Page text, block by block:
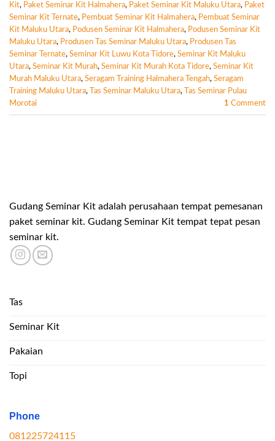
Kit, Paket Seminar Kit Halmahera, Paket Seminar Kit Maluku Utara, Paket
Seminar Kit Ternate, Pembuat Seminar Kit Halmahera, Pembuat Seminar
Kit Maluku Utara, Podusen Seminar Kit Halmahera, Podusen Seminar Kit
Maluku Utara, Produsen Tas Seminar Maluku Utara, Produsen Tas
Seminar Ternate, Seminar Kit Luwu Kota Tidore, Seminar Kit Maluku
Utara, Seminar Kit Murah, Seminar Kit Murah Kota Tidore, Seminar Kit
Murah Maluku Utara, Seragam Training Halmahera Tengah, Seragam
Training Maluku Utara, Tas Seminar Maluku Utara,
Tas Seminar Pulau
Morotai
1 Comment
Gudang Seminar Kit adalah perusahaan tempat pemesanan
paket seminar kit. Gudang Seminar Kit tempat tepat pesan
seminar kit.
Tas
Seminar Kit
Pakaian
Topi
Phone
081225724115